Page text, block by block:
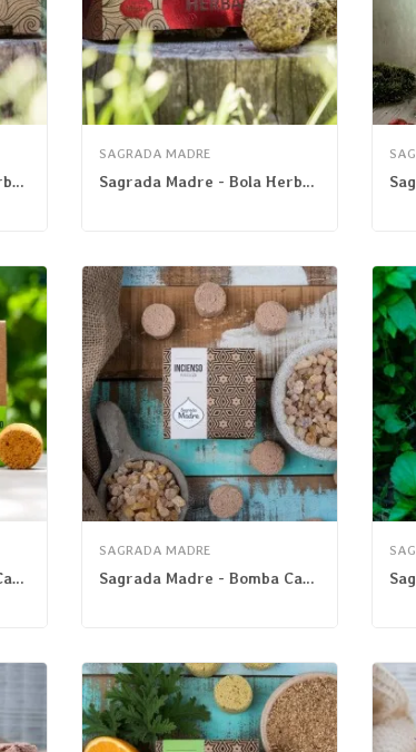
Sagrada Madre - Bola Herbal Supreme Energía Limpia
SAGRADA MADRE
Sagrada Madre - Bola Herbal Supreme Purificación
Sagrada Madre - Bomba Carbón Antimosquitos
SAGRADA MADRE
Sagrada Madre - Bomba Carbón Frankincense